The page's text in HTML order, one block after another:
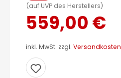
(auf UVP des Herstellers)
559,00 €
inkl. MwSt. zzgl. Versandkosten